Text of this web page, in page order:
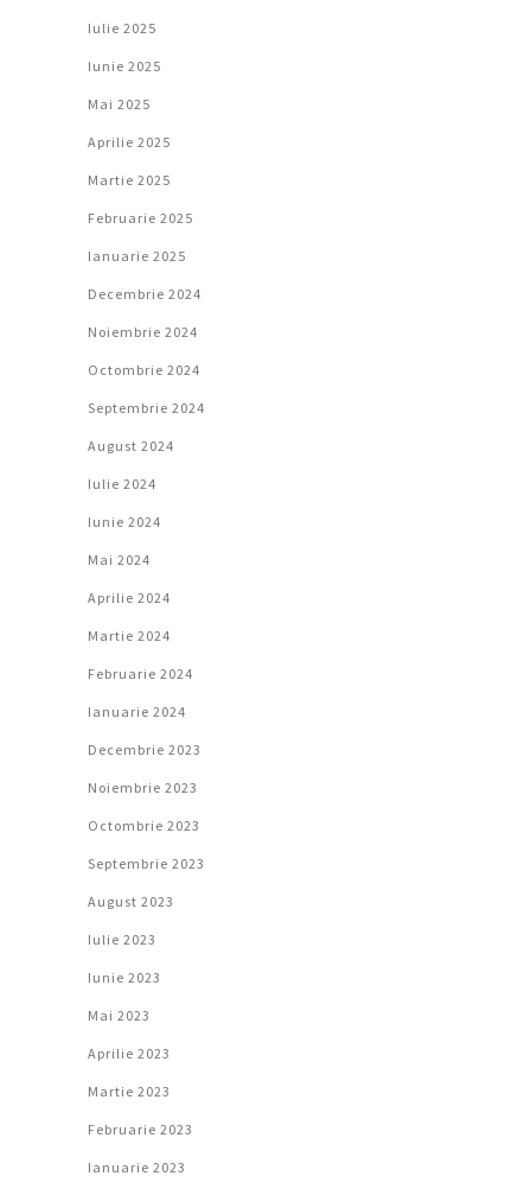
Iulie 2025
Iunie 2025
Mai 2025
Aprilie 2025
Martie 2025
Februarie 2025
Ianuarie 2025
Decembrie 2024
Noiembrie 2024
Octombrie 2024
Septembrie 2024
August 2024
Iulie 2024
Iunie 2024
Mai 2024
Aprilie 2024
Martie 2024
Februarie 2024
Ianuarie 2024
Decembrie 2023
Noiembrie 2023
Octombrie 2023
Septembrie 2023
August 2023
Iulie 2023
Iunie 2023
Mai 2023
Aprilie 2023
Martie 2023
Februarie 2023
Ianuarie 2023